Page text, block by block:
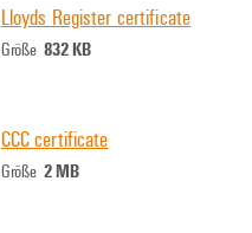
Lloyds Register certificate
Größe 832 KB
CCC certificate
Größe 2 MB